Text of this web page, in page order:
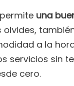
una
olvides,
a la
servicios sin
cero.